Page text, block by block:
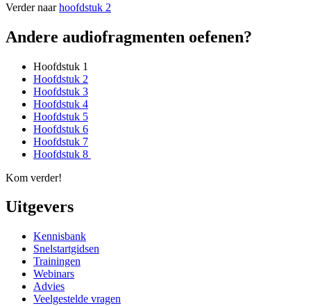
Verder naarhoofdstuk 2
Andere audiofragmenten oefenen?
Hoofdstuk 1
Hoofdstuk 2
Hoofdstuk 3
Hoofdstuk 4
Hoofdstuk 5
Hoofdstuk 6
Hoofdstuk 7
Hoofdstuk 8
Kom verder!
Uitgevers
Kennisbank
Snelstartgidsen
Trainingen
Webinars
Advies
Veelgestelde vragen